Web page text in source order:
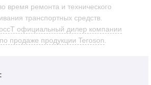
время ремонта и технического
транспортных средств.
официальный дилер компании
продаже продукции Teroson